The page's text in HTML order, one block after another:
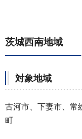
茨城西南地域
対象地域
古河市、下妻市、常
町